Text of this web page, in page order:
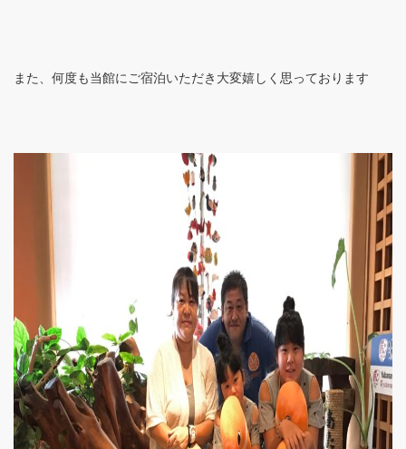
また、何度も当館にご宿泊いただき大変嬉しく思っております